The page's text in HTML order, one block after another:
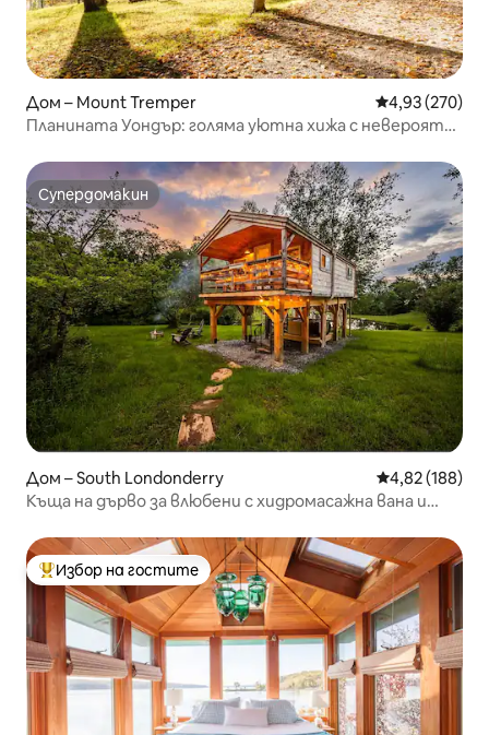
Дом – Mount Tremper Средна
4,93 (270)
Планината Уондър: голяма уютна хижа с невероятна
Супердомакин
Супердомакин
Дом – South Londonderry Средна
4,82 (188)
Къща на дърво за влюбени с хидромасажна вана и
Най-популярен избор на гостите
Избор на гостите